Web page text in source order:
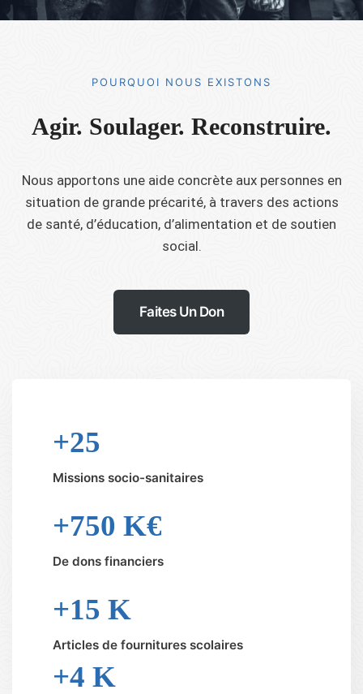
POURQUOI NOUS EXISTONS​
Agir. Soulager. Reconstruire.
Nous apportons une aide concrète aux personnes en
situation de grande précarité, à travers des actions
de santé, d’éducation, d’alimentation et de soutien
social.
Faites Un Don
+25
Missions socio-sanitaires
+750 K€
De dons financiers
+15 K
Articles de fournitures scolaires
+4 K